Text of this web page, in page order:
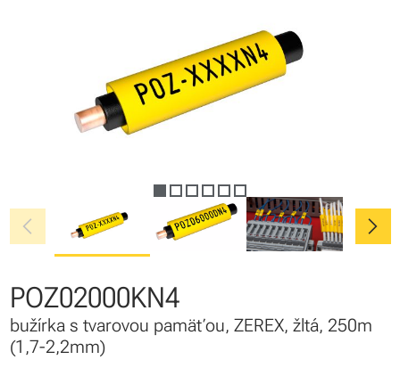
chevron_left chevron_right
POZ02000KN4
bužírka s tvarovou pamäťou, ZEREX, žltá, 250m
(1,7-2,2mm)